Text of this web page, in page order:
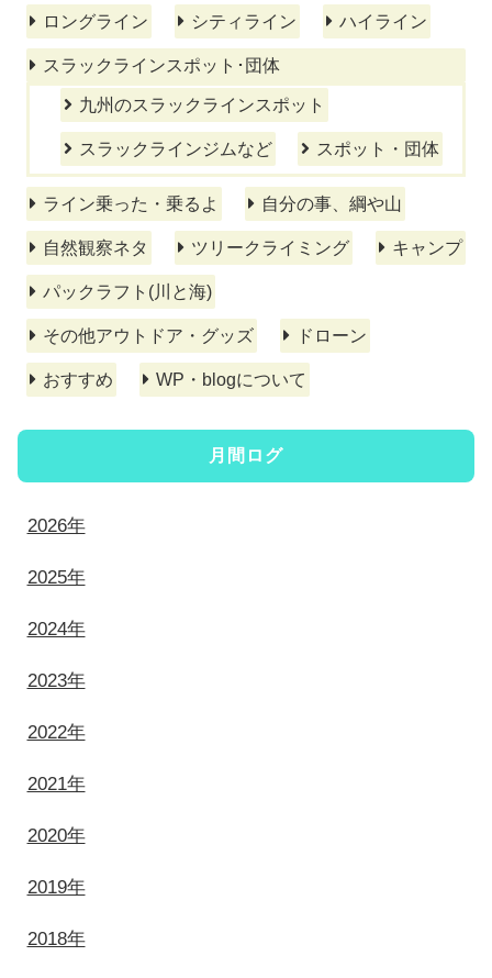
ロングライン シティライン ハイライン
スラックラインスポット･団体
九州のスラックラインスポット
スラックラインジムなど スポット・団体
ライン乗った・乗るよ 自分の事、綱や山
自然観察ネタ ツリークライミング キャンプ
パックラフト(川と海)
その他アウトドア・グッズ ドローン
おすすめ WP・blogについて
月間ログ
2026年
2025年
2024年
2023年
2022年
2021年
2020年
2019年
2018年